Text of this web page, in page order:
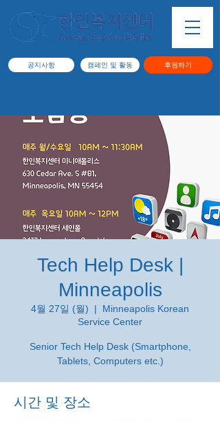
공지사항 캠페인 및 활동 후원하기
Tech Help Desk |
Minneapolis
4월 27일 (월)
  |
Minneapolis Korean
Service Center
Senior Tech Help Desk (Smartphone,
Tablets, Computers etc.)
시간 및 장소